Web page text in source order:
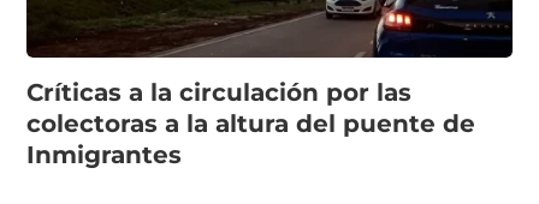
Críticas a la circulación por las
colectoras a la altura del puente de
Inmigrantes